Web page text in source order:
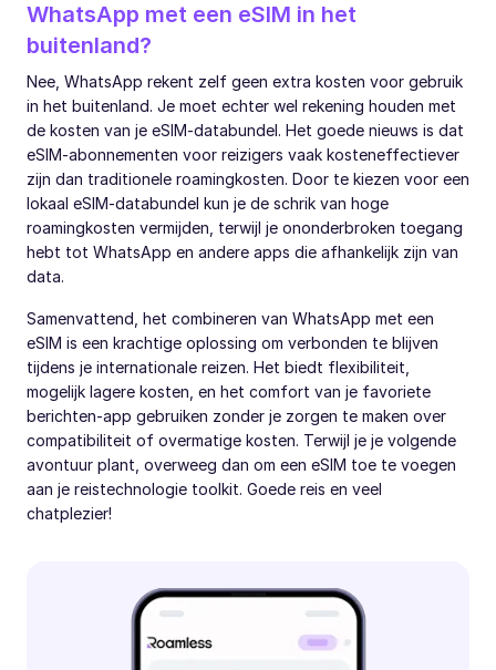
WhatsApp met een eSIM in het
buitenland?
Nee, WhatsApp rekent zelf geen extra kosten voor gebruik
in het buitenland. Je moet echter wel rekening houden met
de kosten van je eSIM-databundel. Het goede nieuws is dat
eSIM-abonnementen voor reizigers vaak kosteneffectiever
zijn dan traditionele roamingkosten. Door te kiezen voor een
lokaal eSIM-databundel kun je de schrik van hoge
roamingkosten vermijden, terwijl je ononderbroken toegang
hebt tot WhatsApp en andere apps die afhankelijk zijn van
data.
Samenvattend, het combineren van WhatsApp met een
eSIM is een krachtige oplossing om verbonden te blijven
tijdens je internationale reizen. Het biedt flexibiliteit,
mogelijk lagere kosten, en het comfort van je favoriete
berichten-app gebruiken zonder je zorgen te maken over
compatibiliteit of overmatige kosten. Terwijl je je volgende
avontuur plant, overweeg dan om een eSIM toe te voegen
aan je reistechnologie toolkit. Goede reis en veel
chatplezier!